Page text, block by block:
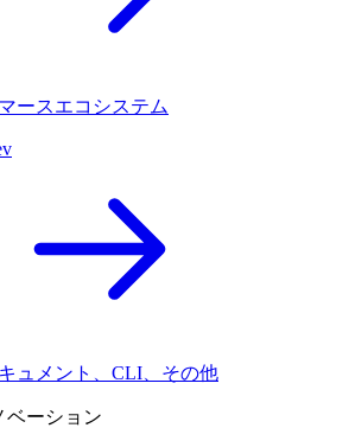
ースエコシステム
ュメント、CLI、その他
ベーション